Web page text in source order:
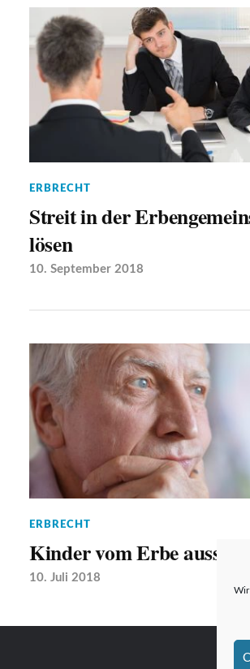
Wir
ERBRECHT
Streit in der
lösen
10. September 2018
ERBRECHT
Kinder vom Erbe
10. Juli 2018